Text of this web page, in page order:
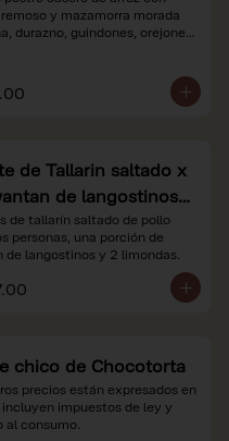
y mazamorra morada
durazno, guindones, orejones
precios están expresados en
incluyen impuestos de ley y
de Tallarin saltado x
de langostinos +
de tallarín saltado de pollo
personas, una porción de
de langostinos y 2 limondas.
chico de Chocotorta
precios están expresados en
incluyen impuestos de ley y
al consumo.